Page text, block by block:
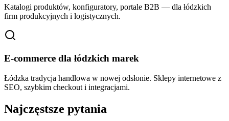
Katalogi produktów, konfiguratory, portale B2B — dla łódzkich
firm produkcyjnych i logistycznych.
E-commerce dla łódzkich marek
Łódzka tradycja handlowa w nowej odsłonie. Sklepy internetowe z
SEO, szybkim checkout i integracjami.
Najczęstsze pytania